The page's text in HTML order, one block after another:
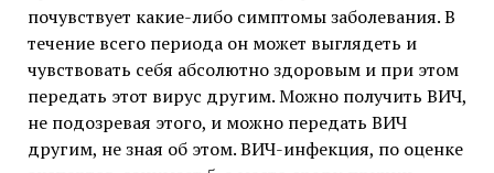
почувствует какие-либо симптомы заболевания. В
течение всего периода он может выглядеть и
чувствовать себя абсолютно здоровым и при этом
передать этот вирус другим. Можно получить ВИЧ,
не подозревая этого, и можно передать ВИЧ
другим, не зная об этом. ВИЧ-инфекция, по оценке